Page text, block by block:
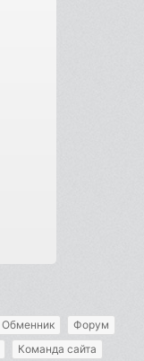
Обменник
Форум
Команда сайта